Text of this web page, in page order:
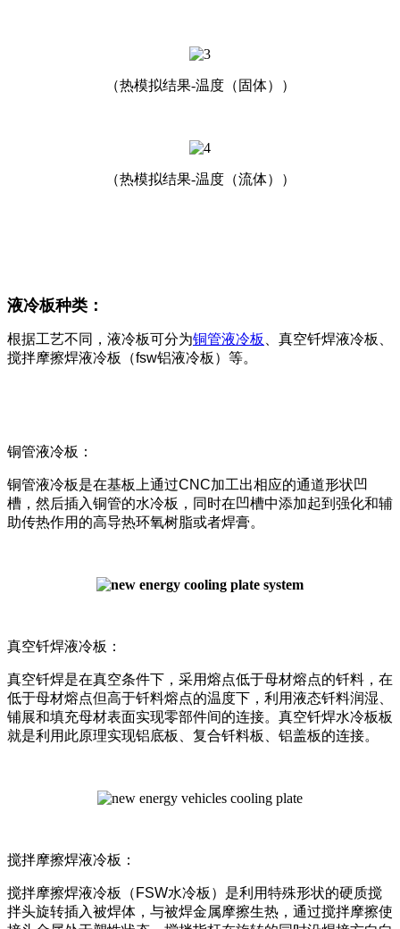
（热模拟结果-温度（固体））
（热模拟结果-温度（流体））
液冷板种类：
根据工艺不同，液冷板可分为铜管液冷板
、真空钎焊液冷板、
搅拌摩擦焊液冷板（fsw铝液冷板）等。
铜管液冷板：
铜管液冷板是在基板上通过CNC加工出相应的通道形状凹
槽，然后插入铜管的水冷板，同时在凹槽中添加起到强化和辅
助传热作用的高导热环氧树脂或者焊膏。
真空钎焊液冷板：
真空钎焊是在真空条件下，采用熔点低于母材熔点的钎料，在
低于母材熔点但高于钎料熔点的温度下，利用液态钎料润湿、
铺展和填充母材表面实现零部件间的连接。真空钎焊水冷板板
就是利用此原理实现铝底板、复合钎料板、铝盖板的连接。
搅拌摩擦焊液冷板：
搅拌摩擦焊液冷板（FSW水冷板）是利用特殊形状的硬质搅
拌头旋转插入被焊体，与被焊金属摩擦生热，通过搅拌摩擦使